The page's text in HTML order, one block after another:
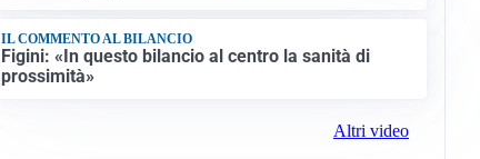
IL COMMENTO AL BILANCIO
Figini: «In questo bilancio al centro la sanità di
prossimità»
Altri video